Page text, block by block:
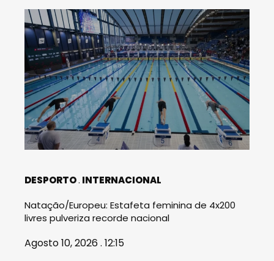
DESPORTO INTERNACIONAL
Natação/Europeu: Estafeta feminina de 4x200
livres pulveriza recorde nacional
Agosto 10, 2026 . 12:15